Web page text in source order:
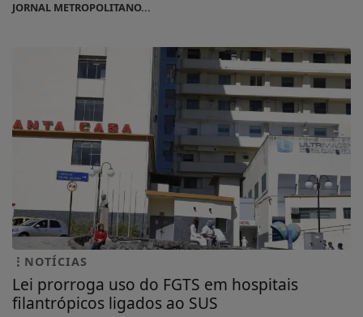
JORNAL METROPOLITANO...
NOTÍCIAS
Lei prorroga uso do FGTS em hospitais
filantrópicos ligados ao SUS